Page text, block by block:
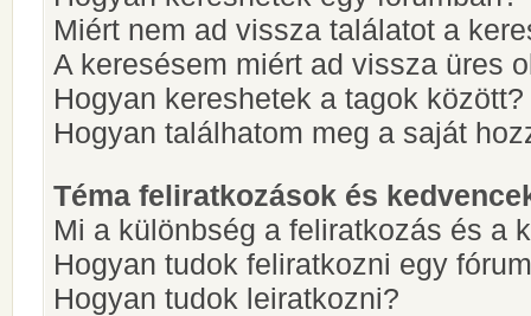
Miért nem ad vissza találatot a
A keresésem miért ad vissza üres
Hogyan kereshetek a tagok között?
Hogyan találhatom meg a saját
Téma feliratkozások és
Mi a különbség a feliratkozás és a
Hogyan tudok feliratkozni egy
Hogyan tudok leiratkozni?